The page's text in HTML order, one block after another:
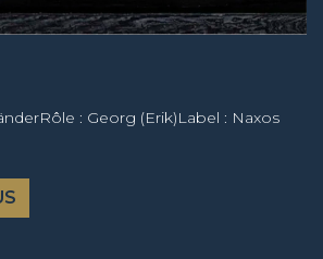
: Georg (Erik)Label : Naxos